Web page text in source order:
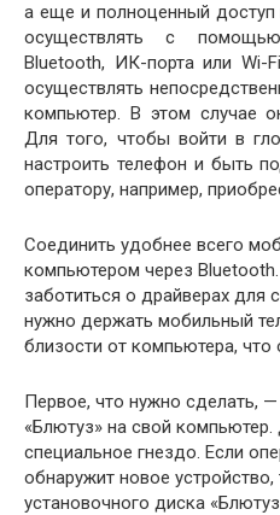
а еще и полноценный доступ
осуществлять с
Bluetooth, ИК-порта или Wi-
осуществлять
компьютер. В этом случае
Для того, чтобы войти в
настроить телефон и быть
оператору, например,
Соединить удобнее всего
компьютером через
заботиться о драйверах для
нужно держать мобильный
близости от компьютера, что
Первое, что нужно сделать, —
«Блютуз» на свой компьютер.
специальное гнездо. Если
обнаружит новое
установочного диска